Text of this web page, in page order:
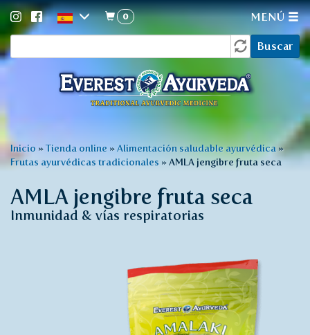
Pasar
alde
búsqueda
Buscar
0 MENÚ
Usted
está
aquí
Inicio »Tienda online »Alimentación saludable ayurvédica »
Frutas ayurvédicas tradicionales »AMLA jengibre fruta seca
AMLA jengibre fruta seca
Inmunidad & vías respiratorias